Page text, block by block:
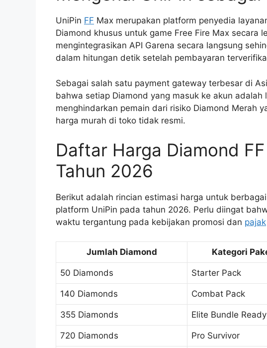
UniPin FF Max merupakan platform penyedia
Diamond khusus untuk game Free Fire Max secara
mengintegrasikan API Garena secara langsung
dalam hitungan detik setelah pembayaran
Sebagai salah satu payment gateway terbesar di
bahwa setiap Diamond yang masuk ke akun adalah
menghindarkan pemain dari risiko Diamond Merah
harga murah di toko tidak resmi.
Daftar Harga Diamond
Tahun 2026
Berikut adalah rincian estimasi harga untuk
platform UniPin pada tahun 2026. Perlu diingat
waktu tergantung pada kebijakan promosi dan pajak
Jumlah Diamond Kategori
50 Diamonds Starter Pack
140 Diamonds Combat Pack
355 Diamonds Elite Bundle Ready
720 Diamonds Pro Survivor